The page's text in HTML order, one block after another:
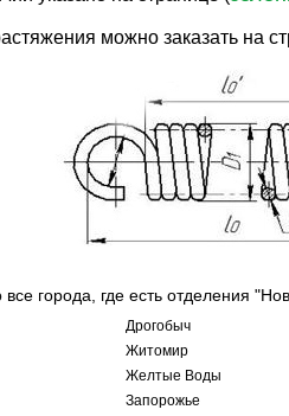
можно заказать на
города, где есть отделения
Дрогобыч
Житомир
Желтые Воды
Запорожье